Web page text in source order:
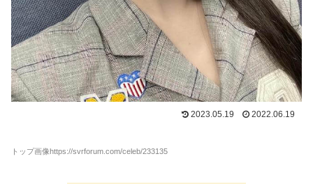
2023.05.19 2022.06.19
トップ画像https://svrforum.com/celeb/233135